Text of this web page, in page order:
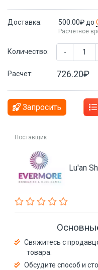
Доставка: 500.00₽ до
Расчетное
Количество: -
Расчет: 726.20₽
Запросить
Поставщик
Lu'an
Свяжитесь с
товара.
Обсудите способ и